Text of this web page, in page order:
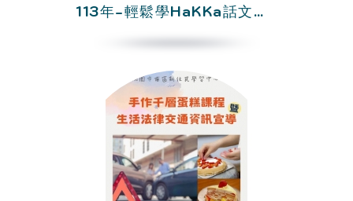
113年-輕鬆學HaKKa話文化體驗